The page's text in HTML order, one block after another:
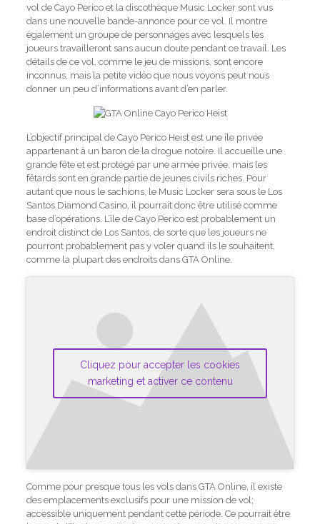
vol de Cayo Perico et la discothèque Music Locker sont vus
dans une nouvelle bande-annonce pour ce vol. Il montre
également un groupe de personnages avec lesquels les
joueurs travailleront sans aucun doute pendant ce travail. Les
détails de ce vol, comme le jeu de missions, sont encore
inconnus, mais la petite vidéo que nous voyons peut nous
donner un peu d’informations avant d’en parler.
L’objectif principal de Cayo Perico Heist est une île privée
appartenant à un baron de la drogue notoire. Il accueille une
grande fête et est protégé par une armée privée, mais les
fêtards sont en grande partie de jeunes civils riches. Pour
autant que nous le sachions, le Music Locker sera sous le Los
Santos Diamond Casino, il pourrait donc être utilisé comme
base d’opérations. L’île de Cayo Perico est probablement un
endroit distinct de Los Santos, de sorte que les joueurs ne
pourront probablement pas y voler quand ils le souhaitent,
comme la plupart des endroits dans GTA Online.
Cliquez pour accepter les cookies
marketing et activer ce contenu
Comme pour presque tous les vols dans GTA Online, il existe
des emplacements exclusifs pour une mission de vol;
accessible uniquement pendant cette période. Ce pourrait être